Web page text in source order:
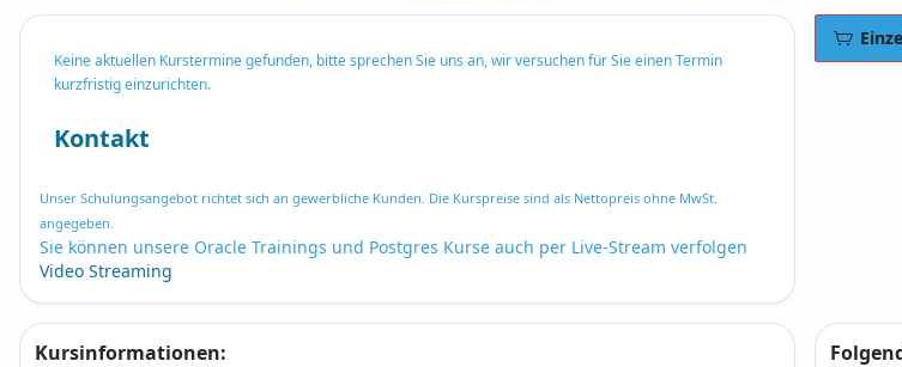
Keine aktuellen Kurstermine gefunden, bitte sprechen Sie uns an, wir versuchen für Sie einen Termin
kurzfristig einzurichten.
Kontakt
Unser Schulungsangebot richtet sich an gewerbliche Kunden. Die Kurspreise sind als Nettopreis ohne MwSt.
angegeben.
Sie können unsere Oracle Trainings und Postgres Kurse auch per Live-Stream verfolgen
Video Streaming
Kursinformationen: